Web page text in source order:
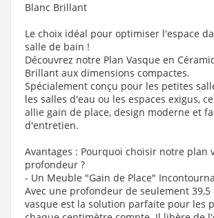
Blanc Brillant
Le choix idéal pour optimiser l'espace
salle de bain !
Découvrez notre Plan Vasque en
Brillant aux dimensions compactes.
Spécialement conçu pour les petites
les salles d'eau ou les espaces exigus,
allie gain de place, design moderne et
d'entretien.
Avantages : Pourquoi choisir notre plan
profondeur ?
- Un Meuble "Gain de Place"
Avec une profondeur de seulement 39,5
vasque est la solution parfaite pour les